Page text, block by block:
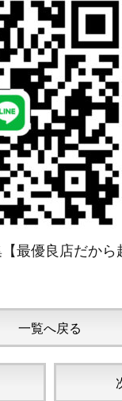
【最優良店だか
一覧へ戻る